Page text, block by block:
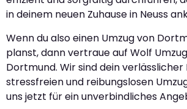
in deinem neuen Zuhause in Neuss
Wenn du also einen Umzug von
planst, dann vertraue auf Wolf
Dortmund. Wir sind dein
stressfreien und reibungslosen
uns jetzt für ein unverbindliches